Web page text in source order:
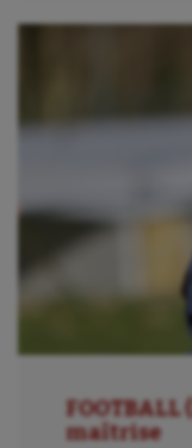
FOOTBALL
maîtrise